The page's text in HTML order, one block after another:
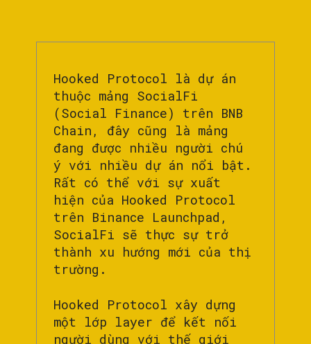
Hooked Protocol là dự án
thuộc mảng SocialFi
(Social Finance) trên BNB
Chain, đây cũng là mảng
đang được nhiều người chú
ý với nhiều dự án nổi bật.
Rất có thể với sự xuất
hiện của Hooked Protocol
trên Binance Launchpad,
SocialFi sẽ thực sự trở
thành xu hướng mới của thị
trường.
Hooked Protocol xây dựng
một lớp layer để kết nối
người dùng với thế giới